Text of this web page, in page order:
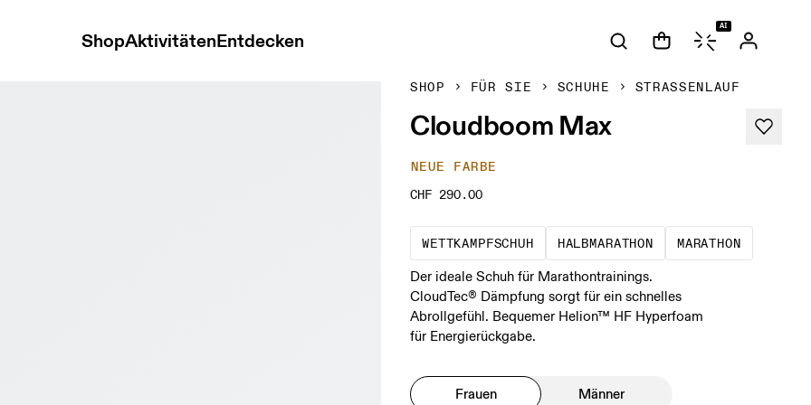
ShopAktivitätenEntdecken
AI
SHOP FÜR SIE SCHUHE STRASSENLAUF
Cloudboom Max
NEUE FARBE
CHF 290.00
WETTKAMPFSCHUH
Präzision für mehr Speed. Wettkampf-
HALBMARATHON
Ein Test für Tempo
MARATHON
Ein
Der ideale Schuh für Marathontrainings.
CloudTec® Dämpfung sorgt für ein schnelles
Abrollgefühl. Bequemer Helion™ HF Hyperfoam
für Energierückgabe.
Frauen Männer